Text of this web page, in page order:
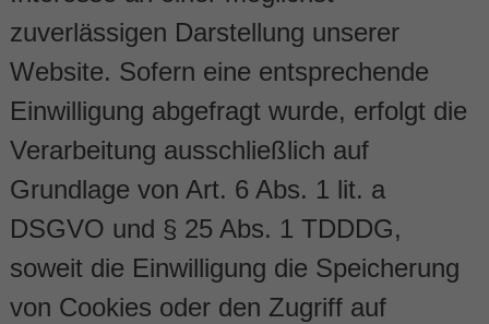
zuverlässigen Darstellung unserer
Website. Sofern eine entsprechende
Einwilligung abgefragt wurde, erfolgt die
Verarbeitung ausschließlich auf
Grundlage von Art. 6 Abs. 1 lit. a
DSGVO und § 25 Abs. 1 TDDDG,
soweit die Einwilligung die Speicherung
von Cookies oder den Zugriff auf